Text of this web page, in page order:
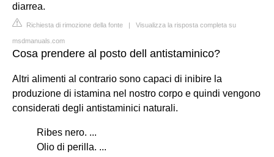
diarrea.
Richiesta di rimozione della fonte | Visualizza la risposta completa su
msdmanuals.com
Cosa prendere al posto dell antistaminico?
Altri alimenti al contrario sono capaci di inibire la
produzione di istamina nel nostro corpo e quindi vengono
considerati degli antistaminici naturali.
Ribes nero. ...
Olio di perilla. ...